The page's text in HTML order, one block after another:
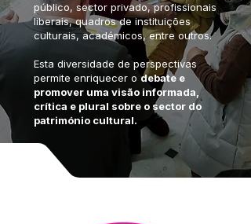
público, sector privado, profissionais
liberais, quadros de instituições
culturais, académicos, entre outros.
Esta diversidade de perspectivas
permite enriquecer odebate e
promover uma visão informada,
crítica e plural sobre o sector do
património cultural.